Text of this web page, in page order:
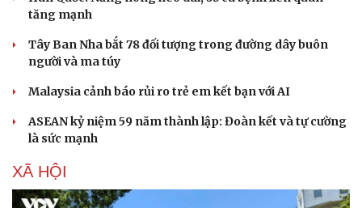
tăng mạnh
Tây Ban Nha bắt 78 đối tượng trong đường dây buôn
người và ma túy
Malaysia cảnh báo rủi ro trẻ em kết bạn với AI
ASEAN kỷ niệm 59 năm thành lập: Đoàn kết và tự cường
là sức mạnh
XÃ HỘI